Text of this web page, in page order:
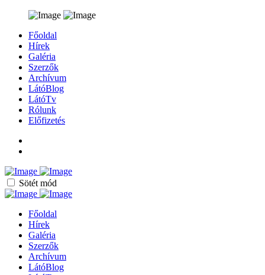
Főoldal
Hírek
Galéria
Szerzők
Archívum
LátóBlog
LátóTv
Rólunk
Előfizetés
Sötét mód
Főoldal
Hírek
Galéria
Szerzők
Archívum
LátóBlog